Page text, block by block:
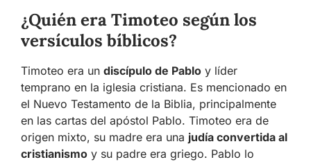
¿Quién era Timoteo según los
versículos bíblicos?
Timoteo era un discípulo de Pablo y líder
temprano en la iglesia cristiana. Es mencionado en
el Nuevo Testamento de la Biblia, principalmente
en las cartas del apóstol Pablo. Timoteo era de
origen mixto, su madre era una judía convertida al
cristianismo y su padre era griego. Pablo lo